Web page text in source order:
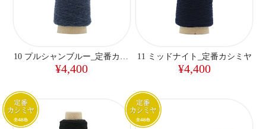
¥4,400
11 ミッドナイト_定番カシミヤ
¥4,400